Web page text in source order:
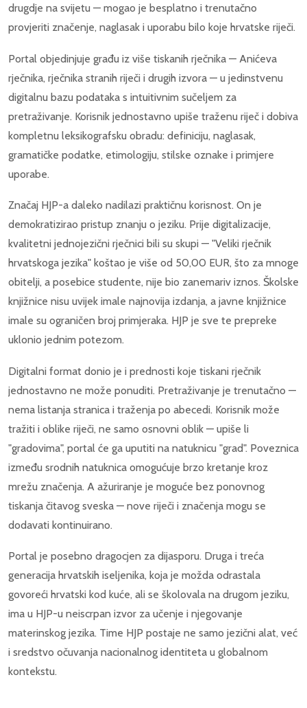
drugdje na svijetu — mogao je besplatno i trenutačno
provjeriti značenje, naglasak i uporabu bilo koje hrvatske riječi.
Portal objedinjuje građu iz više tiskanih rječnika — Anićeva
rječnika, rječnika stranih riječi i drugih izvora — u jedinstvenu
digitalnu bazu podataka s intuitivnim sučeljem za
pretraživanje. Korisnik jednostavno upiše traženu riječ i dobiva
kompletnu leksikografsku obradu: definiciju, naglasak,
gramatičke podatke, etimologiju, stilske oznake i primjere
uporabe.
Značaj HJP-a daleko nadilazi praktičnu korisnost. On je
demokratizirao pristup znanju o jeziku. Prije digitalizacije,
kvalitetni jednojezični rječnici bili su skupi — "Veliki rječnik
hrvatskoga jezika" koštao je više od 50,00 EUR, što za mnoge
obitelji, a posebice studente, nije bio zanemariv iznos. Školske
knjižnice nisu uvijek imale najnovija izdanja, a javne knjižnice
imale su ograničen broj primjeraka. HJP je sve te prepreke
uklonio jednim potezom.
Digitalni format donio je i prednosti koje tiskani rječnik
jednostavno ne može ponuditi. Pretraživanje je trenutačno —
nema listanja stranica i traženja po abecedi. Korisnik može
tražiti i oblike riječi, ne samo osnovni oblik — upiše li
"gradovima", portal će ga uputiti na natuknicu "grad". Poveznica
između srodnih natuknica omogućuje brzo kretanje kroz
mrežu značenja. A ažuriranje je moguće bez ponovnog
tiskanja čitavog sveska — nove riječi i značenja mogu se
dodavati kontinuirano.
Portal je posebno dragocjen za dijasporu. Druga i treća
generacija hrvatskih iseljenika, koja je možda odrastala
govoreći hrvatski kod kuće, ali se školovala na drugom jeziku,
ima u HJP-u neiscrpan izvor za učenje i njegovanje
materinskog jezika. Time HJP postaje ne samo jezični alat, već
i sredstvo očuvanja nacionalnog identiteta u globalnom
kontekstu.